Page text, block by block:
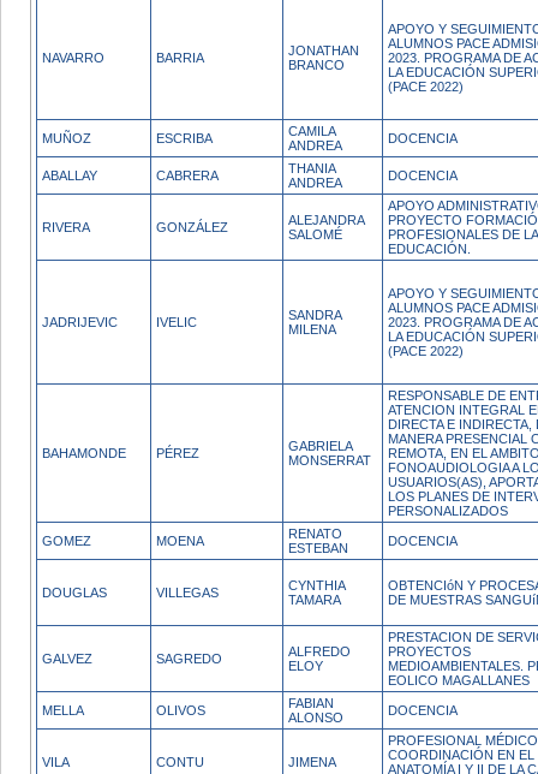
NAVARRO BARRIA
JONATHAN
BRANCO
APOYO Y
ALUMNOS PACE
2023. PROGRAMA DE
LA EDUCACIÓN
(PACE 2022)
MUÑOZ ESCRIBA
CAMILA
ANDREA
DOCENCIA
ABALLAY CABRERA
THANIA
ANDREA
DOCENCIA
RIVERA GONZÁLEZ
ALEJANDRA
SALOMÉ
APOYO
PROYECTO
PROFESIONALES DE LA
EDUCACIÓN.
JADRIJEVIC IVELIC
SANDRA
MILENA
APOYO Y
ALUMNOS PACE
2023. PROGRAMA DE
LA EDUCACIÓN
(PACE 2022)
BAHAMONDE PÉREZ
GABRIELA
MONSERRAT
RESPONSABLE DE
ATENCION INTEGRAL
DIRECTA E INDIRECTA,
MANERA PRESENCIAL
REMOTA, EN EL
FONOAUDIOLOGIA A
USUARIOS(AS),
LOS PLANES DE
PERSONALIZADOS
GOMEZ MOENA
RENATO
ESTEBAN
DOCENCIA
DOUGLAS VILLEGAS
CYNTHIA
TAMARA
OBTENCIóN Y
DE MUESTRAS
GALVEZ SAGREDO
ALFREDO
ELOY
PRESTACION DE
PROYECTOS
MEDIOAMBIENTALES.
EOLICO MAGALLANES
MELLA OLIVOS
FABIAN
ALONSO
DOCENCIA
VILA CONTU JIMENA
PROFESIONAL
COORDINACIÓN EN EL
ANATOMÍA I Y II DE LA